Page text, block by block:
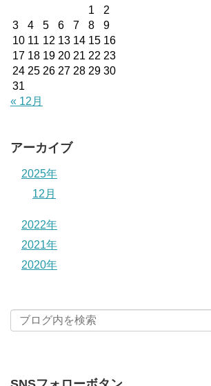
1
2
3
4 5 6 7 8
9
10 11 12 13 14 15 16
17 18 19 20 21 22 23
24 25 26 27 28 29 30
31
« 12月
アーカイブ
2025年
12月
2022年
2021年
2020年